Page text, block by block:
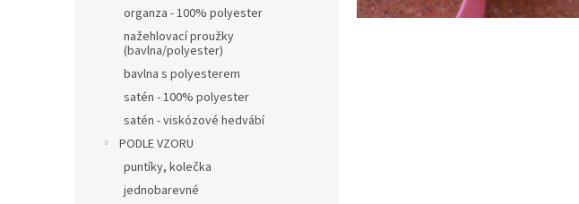
organza - 100% polyester
nažehlovací proužky
(bavlna/polyester)
bavlna s polyesterem
satén - 100% polyester
satén - viskózové hedvábí
PODLE VZORU
puntíky, kolečka
jednobarevné